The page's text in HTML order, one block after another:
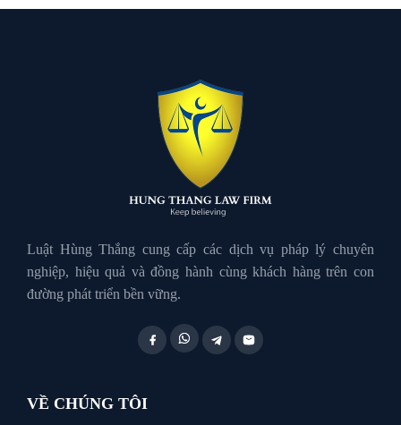
Luật Hùng Thắng cung cấp các dịch vụ pháp lý chuyên
nghiệp, hiệu quả và đồng hành cùng khách hàng trên con
đường phát triển bền vững.
VỀ CHÚNG TÔI